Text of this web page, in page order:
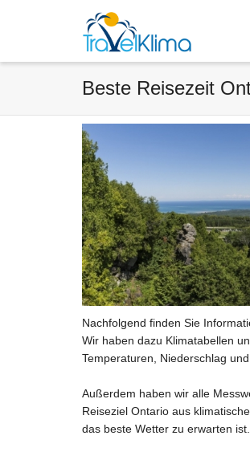
Beste Reisezeit
Nachfolgend finden Sie
Wir haben dazu Klimatabellen
Temperaturen, Niederschlag
Außerdem haben wir alle
Reiseziel Ontario aus
das beste Wetter zu erwarten ist.